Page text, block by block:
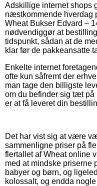
Adskillige internet shops
næstkommende hverdag
Wheat Bukser Edvard –
nødvendiggør at
tidspunkt, sådan at de
klar før de pakkeansatte
Enkelte internet
ofte kun såfremt der
man tage den billigste
om du befinder sig tæt
er at få leveret din
Det har vist sig at være
sammenligne priser på
flertallet af Wheat online
med at mindske priserne
babyer og børn, og
kolossalt, og endda